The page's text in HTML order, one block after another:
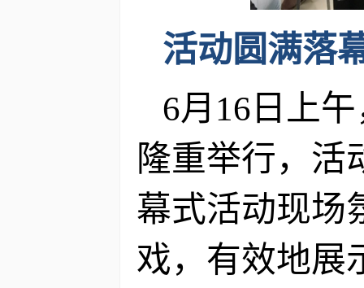
活动圆满落
6月16日上
隆重举行，活
幕式活动现场
戏，有效地展